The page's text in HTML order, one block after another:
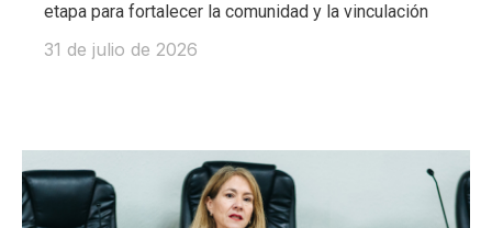
etapa para fortalecer la comunidad y la vinculación
31 de julio de 2026